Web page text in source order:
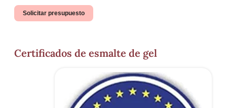
Solicitar presupuesto
Certificados de esmalte de gel